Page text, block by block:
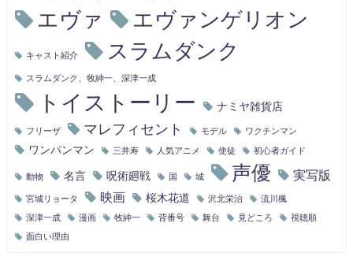
エヴァ エヴァンゲリオン
キャスト紹介 スラムダンク
スラムダンク、牧紳一、深津一成
トイストーリー ナミヤ雑貨店
フリーザ マレフィセント モデル ワクチンマン
ワンパンマン 三井寿 人気アニメ 使徒 初心者ガイド
動物 名言 呪術廻戦 国 城 声優 実写版
宮城リョータ 映画 桜木花道 沢北栄治 流川楓
深津一成 漫画 牧紳一 背番号 舞台 見どころ 視聴順
面白い理由